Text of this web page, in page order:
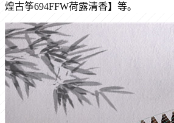
煌古筝694FFW荷露清香】等。